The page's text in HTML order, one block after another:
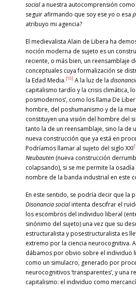
sociala nuestra autocomprensión como
seguir afirmando que soy ese yoo esa
atribuyo mi agencia?
El medievalista Alain de Libera ha
noción moderna de sujeto es un
reciente, o más bien, un reensamblaje
conceptuales cuya formalización se
la Edad Media.[10] A la luz de la
capitalismo tardío y la crisis climática,
posmodernos’, como los llama De
hombre, del poshumanismo y de la
constituyen una visión del hombre del
tanto la de un reensamblaje, sino la de
nueva construcción que ya está en
Podríamos llamar al sujeto del siglo XXI
Neubauten(nueva construcción
colapsando), si se me permite la
nombre de la banda industrial en este
En este sentido, se podría decir que la
Disonancia socialintenta descifrar el
los escombros del individuo liberal
sinónimo del sujeto) una vez que su
estructuralista y posestructuralista es
extremo por la ciencia neurocognitiva.
dábamos por obvio sobre el individuo
como un simulacro, generado por
neurocognitivos ‘transparentes’, y una
capitalismo: el individuo como